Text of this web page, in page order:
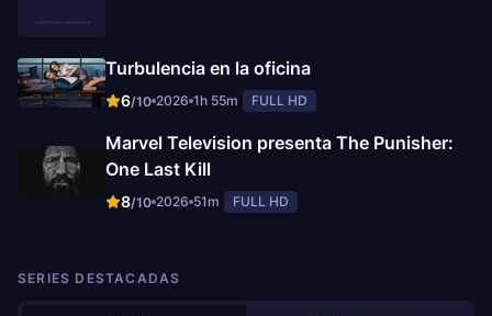
Turbulencia en la oficina
6/10 2026 1h 55m FULL HD
Marvel Television presenta The Punisher:
One Last Kill
8/10 2026 51m FULL HD
SERIES DESTACADAS